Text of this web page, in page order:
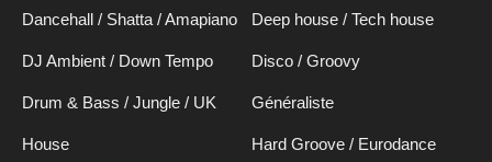
Dancehall / Shatta / Amapiano Deep house / Tech house
DJ Ambient / Down Tempo Disco / Groovy
Drum & Bass / Jungle / UK Généraliste
House Hard Groove / Eurodance